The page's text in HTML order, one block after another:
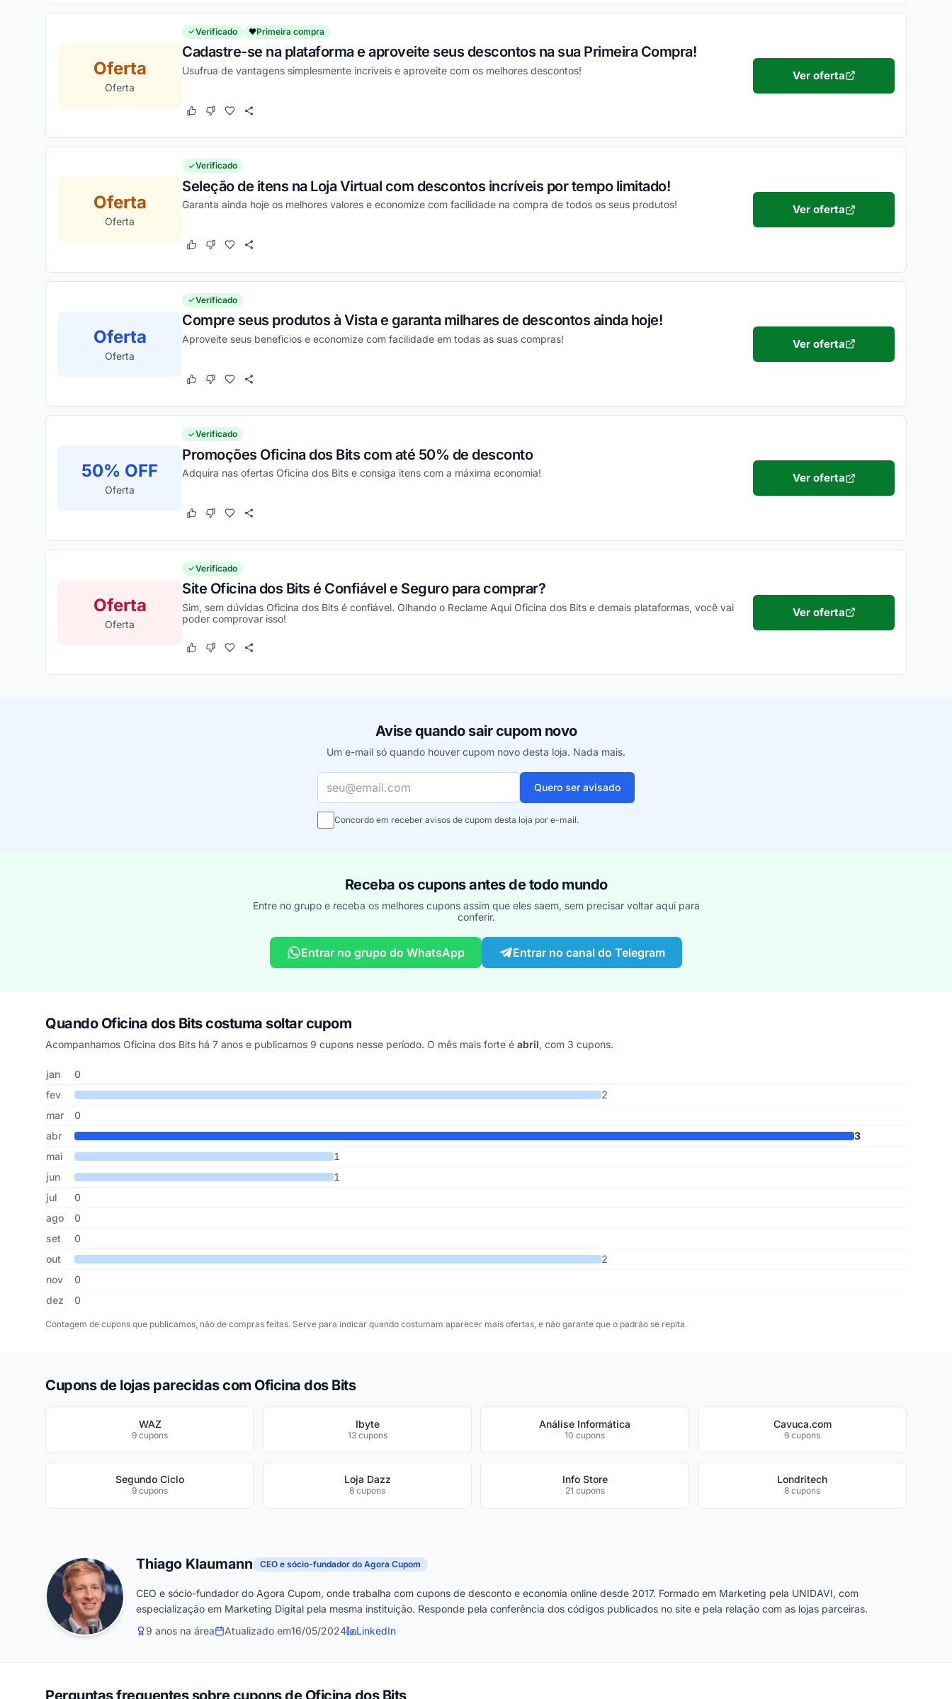
Oferta
Oferta
Verificado Primeira compra
Cadastre-se na plataforma e aproveite seus descontos na sua Primeira Compra!
Usufrua de vantagens simplesmente incríveis e aproveite com os melhores descontos!
Este cupom funcionou
Este cupom não funcionou
Ver oferta
Oferta
Oferta
Verificado
Seleção de itens na Loja Virtual com descontos incríveis por tempo limitado!
Garanta ainda hoje os melhores valores e economize com facilidade na compra de todos os seus produtos!
Este cupom funcionou
Este cupom não funcionou
Ver oferta
Oferta
Oferta
Verificado
Compre seus produtos à Vista e garanta milhares de descontos ainda hoje!
Aproveite seus benefícios e economize com facilidade em todas as suas compras!
Este cupom funcionou
Este cupom não funcionou
Ver oferta
50% OFF
Oferta
Verificado
Promoções Oficina dos Bits com até 50% de desconto
Adquira nas ofertas Oficina dos Bits e consiga itens com a máxima economia!
Este cupom funcionou
Este cupom não funcionou
Ver oferta
Oferta
Oferta
Verificado
Site Oficina dos Bits é Confiável e Seguro para comprar?
Sim, sem dúvidas Oficina dos Bits é confiável. Olhando o Reclame Aqui Oficina dos Bits e demais plataformas, você vai
poder comprovar isso!
Este cupom funcionou
Este cupom não funcionou
Ver oferta
Avise quando sair cupom novo
Um e-mail só quando houver cupom novo desta loja. Nada mais.
Quero ser avisado
Concordo em receber avisos de cupom desta loja por e-mail.
Receba os cupons antes de todo mundo
Entre no grupo e receba os melhores cupons assim que eles saem, sem precisar voltar aqui para
conferir.
Entrar no grupo do WhatsApp Entrar no canal do Telegram
Quando Oficina dos Bits costuma soltar cupom
Acompanhamos Oficina dos Bits há 7 anos e publicamos 9 cupons nesse período. O mês mais forte é abril, com 3 cupons.
Cupons de Oficina dos Bits publicados por mês, somando os últimos 7 anos
Mês Cupons publicados
jan
0
fev
2
mar
0
abr
3
mai
1
jun
1
jul
0
ago
0
set
0
out
2
nov
0
dez
0
Contagem de cupons que publicamos, não de compras feitas. Serve para indicar quando costumam aparecer mais ofertas, e não garante que o padrão se repita.
Cupons de lojas parecidas com Oficina dos Bits
WAZ
9 cupons
Ibyte
13 cupons
Análise Informática
10 cupons
Cavuca.com
9 cupons
Segundo Ciclo
9 cupons
Loja Dazz
8 cupons
Info Store
21 cupons
Londritech
8 cupons
Thiago Klaumann CEO e sócio-fundador do Agora Cupom
CEO e sócio-fundador do Agora Cupom, onde trabalha com cupons de desconto e economia online desde 2017. Formado em Marketing pela UNIDAVI, com
especialização em Marketing Digital pela mesma instituição. Responde pela conferência dos códigos publicados no site e pela relação com as lojas parceiras.
9 anos na área
Atualizado em16/05/2024 LinkedIn